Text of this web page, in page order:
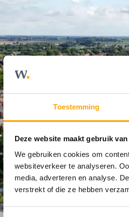
Toestemming
Deze website maakt gebruik
We gebruiken cookies om
websiteverkeer te analyseren.
media, adverteren en analyse.
verstrekt of die ze hebben